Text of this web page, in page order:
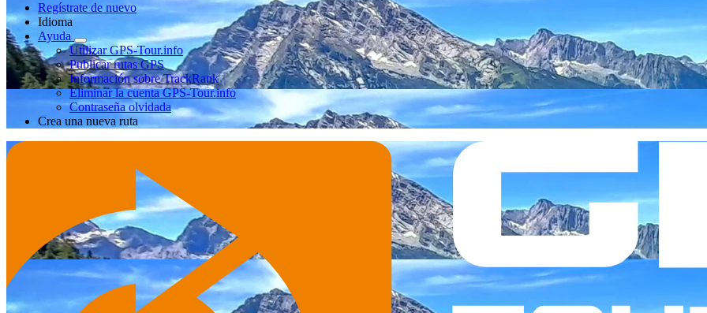
Regístrate de nuevo
Idioma
Ayuda
Utilizar GPS-Tour.info
Publicar rutas GPS
Información sobre TrackRank
Eliminar la cuenta GPS-Tour.info
Contraseña olvidada
Crea una nueva ruta